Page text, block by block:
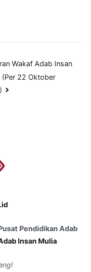
Wakaf Adab Insan
(Per 22 Oktober
Pendidikan Adab
Insan Mulia